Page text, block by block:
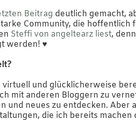
Beitrag deutlich gemacht,
Community, die hoffentlich
Steffi von angeltearz liest,
werden! ♥︎
und glücklicherweise
mit anderen Bloggern zu
und neues zu entdecken. Aber
die ich bereits